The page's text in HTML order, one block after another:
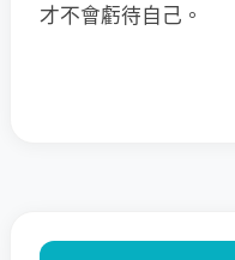
才不會虧待自己。